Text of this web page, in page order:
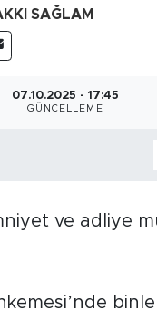
SAĞLAM
07.10.2025 - 17:45
GÜNCELLEME
ve adliye
Durumu ve